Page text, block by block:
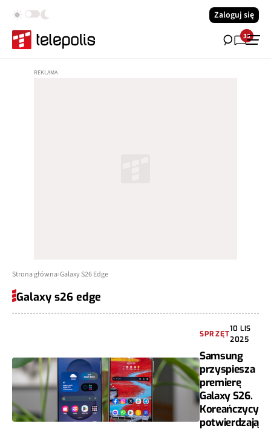
Zaloguj się
33
Strona główna Galaxy S26 Edge
Galaxy s26 edge
SPRZĘT
10 LIS
2025
Samsung
przyspiesza
premierę
Galaxy S26.
Koreańczycy
potwierdzają